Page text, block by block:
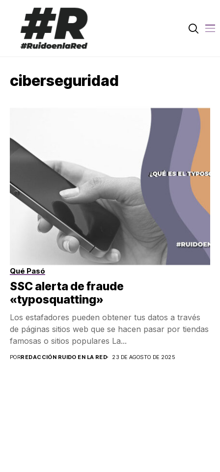
ciberseguridad
Qué Pasó
SSC alerta de fraude
«typosquatting»
Los estafadores pueden obtener tus datos a través
de páginas sitios web que se hacen pasar por tiendas
famosas o sitios populares La...
PORREDACCIÓN RUIDO EN LA RED 23 DE AGOSTO DE 2025